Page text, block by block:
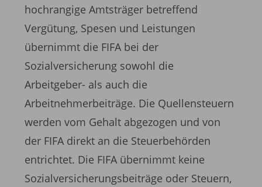
hochrangige Amtsträger betreffend
Vergütung, Spesen und Leistungen
übernimmt die FIFA bei der
Sozialversicherung sowohl die
Arbeitgeber- als auch die
Arbeitnehmerbeiträge. Die Quellensteuern
werden vom Gehalt abgezogen und von
der FIFA direkt an die Steuerbehörden
entrichtet. Die FIFA übernimmt keine
Sozialversicherungsbeiträge oder Steuern,